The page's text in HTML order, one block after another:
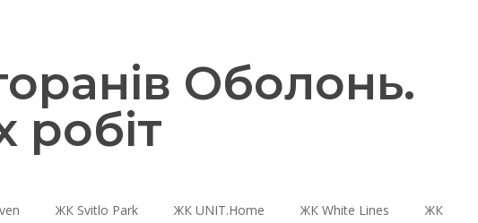
Оболонь.
ЖК Svitlo Park ЖК UNIT.Home ЖК White Lines
ЖК